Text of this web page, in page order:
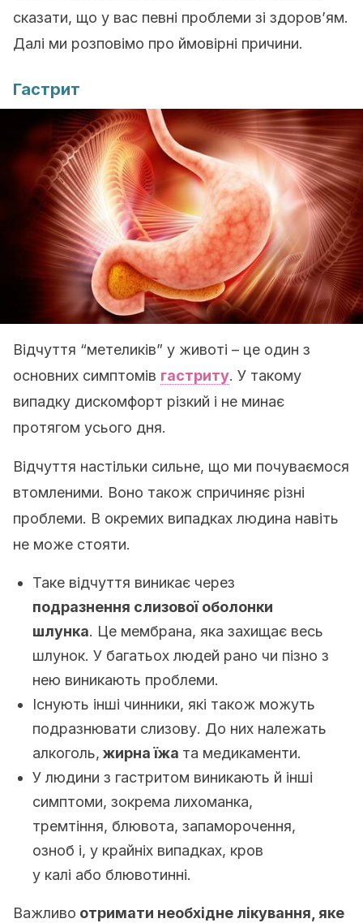
сказати, що у вас певні проблеми зі здоров’ям.
Далі ми розповімо про ймовірні причини.
Гастрит
Відчуття “метеликів” у животі – це один з
основних симптомів гастриту. У такому
випадку дискомфорт різкий і не минає
протягом усього дня.
Відчуття настільки сильне, що ми почуваємося
втомленими. Воно також спричиняє різні
проблеми. В окремих випадках людина навіть
не може стояти.
Таке відчуття виникає через
подразнення слизової оболонки
шлунка. Це мембрана, яка захищає весь
шлунок. У багатьох людей рано чи пізно з
нею виникають проблеми.
Існують інші чинники, які також можуть
подразнювати слизову. До них належать
алкоголь, жирна їжа та медикаменти.
У людини з гастритом виникають й інші
симптоми, зокрема лихоманка,
тремтіння, блювота, запаморочення,
озноб і, у крайніх випадках, кров
у калі або блювотинні.
Важливо отримати необхідне лікування, яке